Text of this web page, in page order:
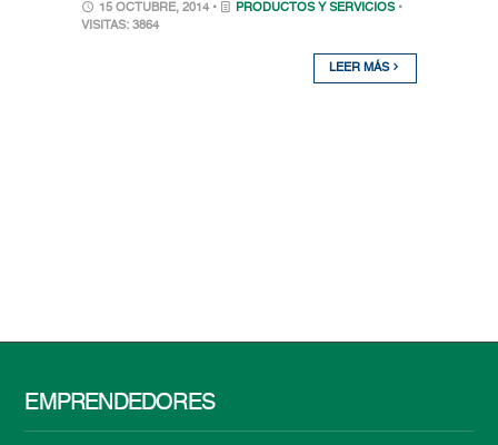
15 OCTUBRE, 2014 • PRODUCTOS Y SERVICIOS •
VISITAS: 3864
LEER MÁS
EMPRENDEDORES